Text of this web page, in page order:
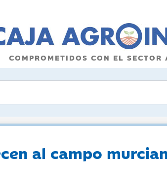
COMPROMETIDOS CON EL SECTOR
al campo